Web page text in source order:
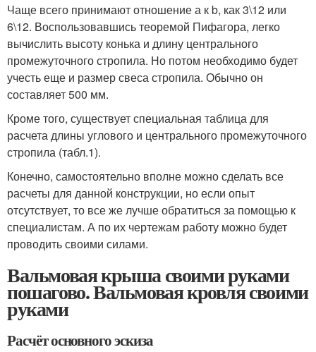
Чаще всего принимают отношение а к b, как 3\12 или
6\12. Воспользовавшись теоремой Пифагора, легко
вычислить высоту конька и длину центрального
промежуточного стропила. Но потом необходимо будет
учесть еще и размер свеса стропила. Обычно он
составляет 500 мм.
Кроме того, существует специальная таблица для
расчета длины углового и центрального промежуточного
стропила (табл.1).
Конечно, самостоятельно вполне можно сделать все
расчеты для данной конструкции, но если опыт
отсутствует, то все же лучше обратиться за помощью к
специалистам. А по их чертежам работу можно будет
проводить своими силами.
Вальмовая крыша своими руками
пошагово. Вальмовая кровля своими
руками
Расчёт основного эскиза